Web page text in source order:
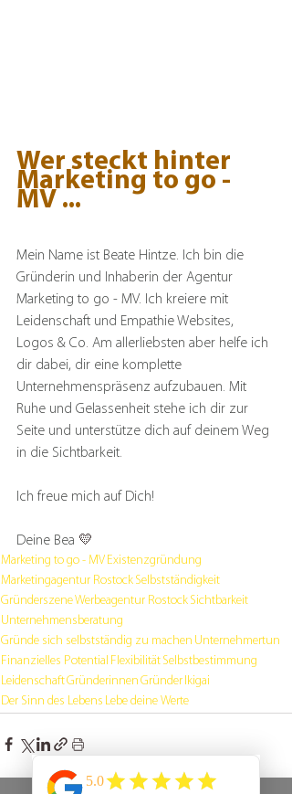
Wer steckt hinter
Marketing to go -
MV ...
Mein Name ist Beate Hintze. Ich bin die
Gründerin und Inhaberin der Agentur
Marketing to go - MV. Ich kreiere mit
Leidenschaft und Empathie Websites,
Logos & Co. Am allerliebsten aber helfe ich
dir dabei, dir eine komplette
Unternehmenspräsenz aufzubauen. Mit
Ruhe und Gelassenheit stehe ich dir zur
Seite und unterstütze dich auf deinem Weg
in die Sichtbarkeit.
Ich freue mich auf Dich!
Deine Bea 💛
Marketing to go - MV Existenzgründung
Marketingagentur Rostock Selbstständigkeit
GründerszeneWerbeagentur Rostock Sichtbarkeit
Unternehmensberatung
Gründe sich selbstständig zu machen Unternehmertun
Finanzielles Potential Flexibilität Selbstbestimmung
LeidenschaftGründerinnen Gründer Ikigai
Der Sinn des Lebens Lebe deine Werte